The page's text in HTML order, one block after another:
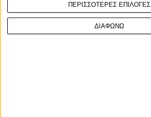
ΠΕΡΙΣΣΟΤΕΡΕΣ ΕΠΙΛΟΓΕΣ
ΔΙΑΦΩΝΩ